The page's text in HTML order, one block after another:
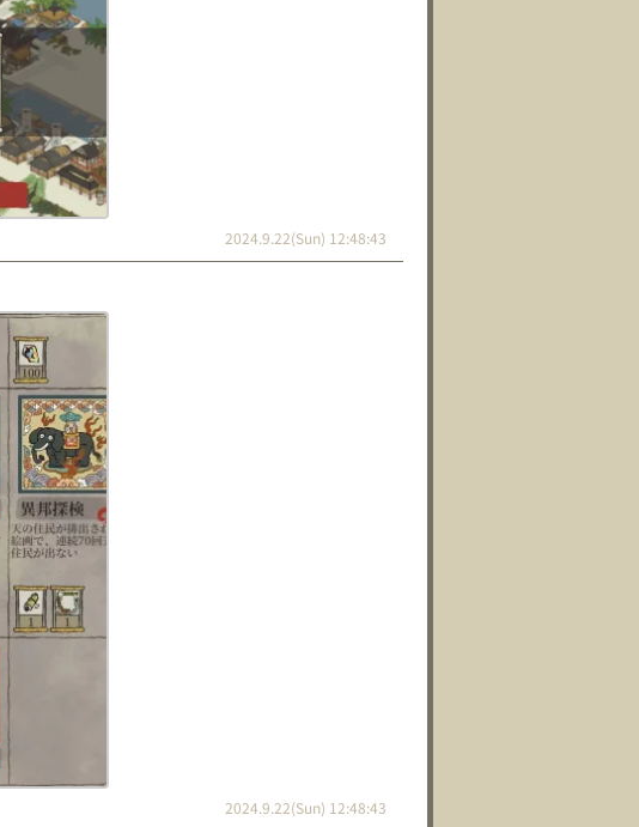
2024.9.22(Sun) 12:48:43
2024.9.22(Sun) 12:48:43